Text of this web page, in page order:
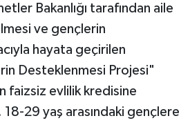
Bakanlığı tarafından aile
ve gençlerin
hayata geçirilen
Desteklenmesi Projesi"
faizsiz evlilik kredisine
29 yaş arasındaki gençlere